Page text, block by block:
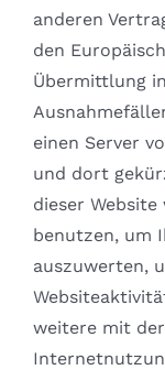
anderen
den
Übermittlung
einen Server
und dort
dieser
benutzen, um
auszuwerten,
weitere mit